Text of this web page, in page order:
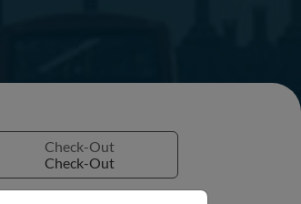
Check-Out
Check-Out